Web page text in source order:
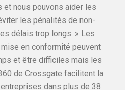
et nous pouvons aider les
les pénalités de non-
délais trop longs. » Les
en conformité peuvent
et être difficiles mais les
de Crossgate facilitent la
dans plus de 38